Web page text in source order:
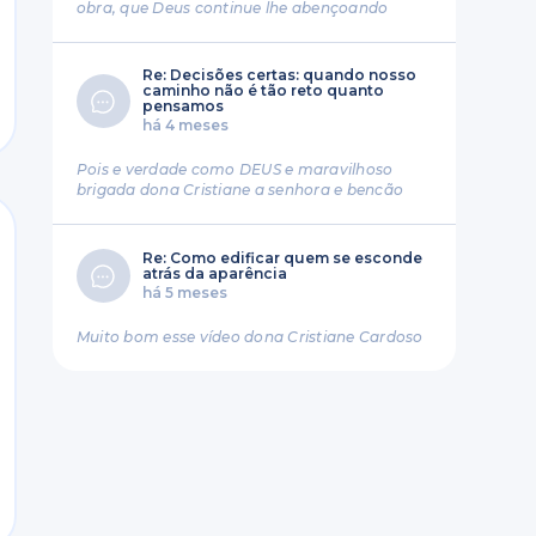
obra, que Deus continue lhe abençoando
Re: Decisões certas: quando nosso
caminho não é tão reto quanto
pensamos
há 4 meses
Pois e verdade como DEUS e maravilhoso
brigada dona Cristiane a senhora e bencão
Re: Como edificar quem se esconde
atrás da aparência
há 5 meses
Muito bom esse vídeo dona Cristiane Cardoso